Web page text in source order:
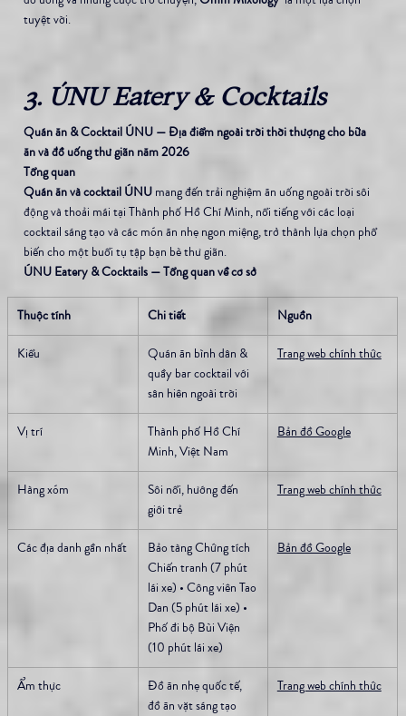
tuyệt vời.
3. ÚNU Eatery & Cocktails
Quán ăn & Cocktail ÚNU — Địa điểm ngoài trời thời thượng cho bữa
ăn và đồ uống thư giãn năm 2026
Tổng quan
Quán ăn và cocktail ÚNU mang đến trải nghiệm ăn uống ngoài trời sôi
động và thoải mái tại Thành phố Hồ Chí Minh, nổi tiếng với các loại
cocktail sáng tạo và các món ăn nhẹ ngon miệng, trở thành lựa chọn phổ
biến cho một buổi tụ tập bạn bè thư giãn.
ÚNU Eatery & Cocktails — Tổng quan về cơ sở
Thuộc tính Chi tiết Nguồn
Kiểu
Quán ăn bình dân &
quầy bar cocktail với
sân hiên ngoài trời
Trang web chính thức
Vị trí
Thành phố Hồ Chí
Minh, Việt Nam
Bản đồ Google
Hàng xóm
Sôi nổi, hướng đến
giới trẻ
Trang web chính thức
Các địa danh gần nhất
Bảo tàng Chứng tích
Chiến tranh (7 phút
lái xe) • Công viên Tao
Dan (5 phút lái xe) •
Phố đi bộ Bùi Viện
(10 phút lái xe)
Bản đồ Google
Ẩm thực
Đồ ăn nhẹ quốc tế,
đồ ăn vặt sáng tạo
Trang web chính thức